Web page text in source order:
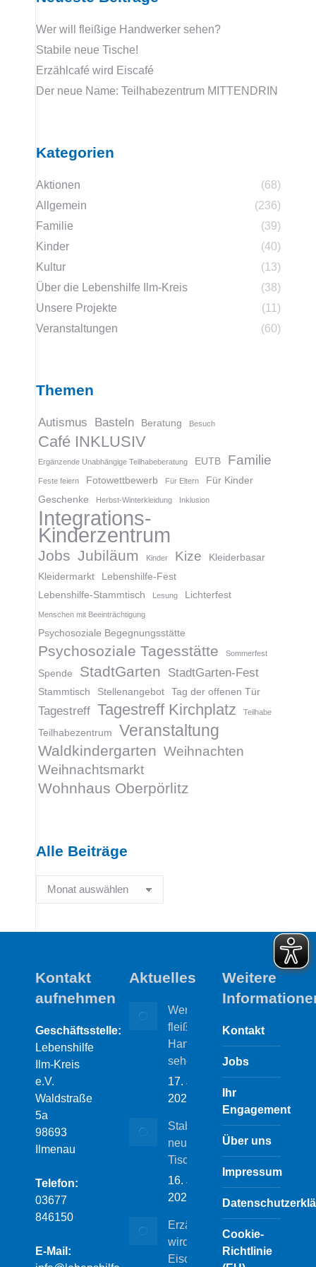
Wer will fleißige Handwerker sehen?
Stabile neue Tische!
Erzählcafé wird Eiscafé
Der neue Name: Teilhabezentrum MITTENDRIN
Kategorien
Aktionen
(68)
Allgemein
(236)
Familie
(39)
Kinder
(40)
Kultur
(13)
Über die Lebenshilfe Ilm-Kreis
(38)
Unsere Projekte
(11)
Veranstaltungen
(60)
Themen
Autismus Basteln Beratung Besuch
Café INKLUSIV
Ergänzende Unabhängige Teilhabeberatung EUTB Familie
Feste feiern Fotowettbewerb Für Eltern
Für Kinder
Geschenke
Herbst-Winterkleidung Inklusion
Integrations-
Kinderzentrum
Jobs Jubiläum Kinder Kize
Kleiderbasar
Kleidermarkt
Lebenshilfe-Fest
Lebenshilfe-Stammtisch
Lesung Lichterfest
Menschen mit Beeinträchtigung
Psychosoziale Begegnungsstätte
Psychosoziale Tagesstätte Sommerfest
Spende StadtGarten StadtGarten-Fest
Stammtisch Stellenangebot Tag der offenen Tür
Tagestreff Tagestreff Kirchplatz Teilhabe
Teilhabezentrum Veranstaltung
Waldkindergarten Weihnachten
Weihnachtsmarkt
Wohnhaus Oberpörlitz
Alle Beiträge
Alle
Kontakt
aufnehmen
Geschäftsstelle:
Lebenshilfe
Ilm-Kreis
e.V.
Waldstraße
5a
98693
Ilmenau
Telefon:
03677
846150
E-Mail:
Aktuelles
Wer will
fleißige
Handwerker
sehen?
17. Juli
2026
Stabile
neue
Tische!
16. Juli
2026
Erzählcafé
wird
Eiscafé
Weitere
Kontakt
Jobs
Ihr
Engagement
Über uns
Impressum
Cookie-
Richtlinie